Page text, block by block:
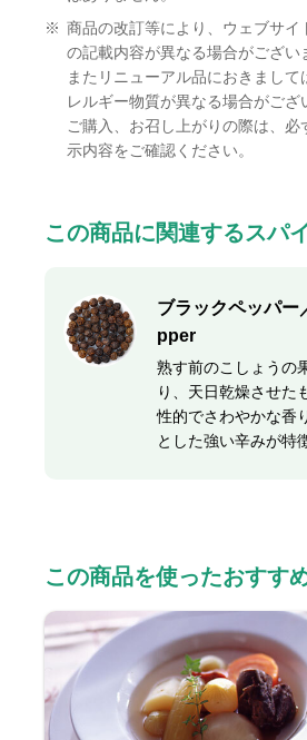
※ 商品の改訂等により、ウェブサイ
の記載内容が異なる場合がござい
またリニューアル品におきまして
レルギー物質が異なる場合がござ
ご購入、お召し上がりの際は、必
示内容をご確認ください。
この商品に関連するスパ
ブラックペッパ
pper
熟す前のこしょうの
り、天日乾燥させた
性的でさわやかな香
とした強い辛みが特
この商品を使ったおすす